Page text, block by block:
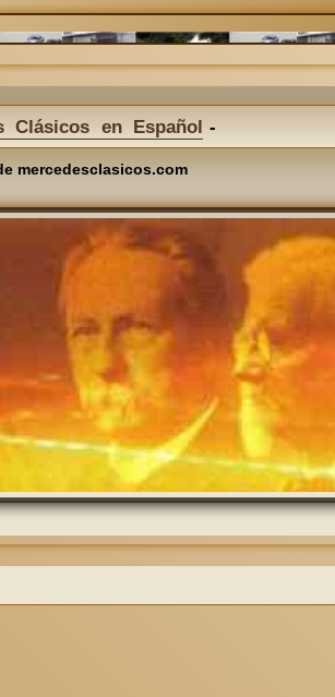
Clásicos en Español
mercedesclasicos.com